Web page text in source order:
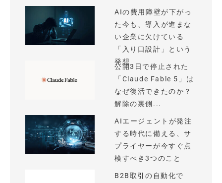
AIの費用障壁が下がっ
た今も、導入が進まな
い企業に欠けている
「入り口設計」という
発想
公開3日で停止された
「Claude Fable 5」は
なぜ復活できたのか？
解除の裏側...
AIエージェントが発注
する時代に備える、サ
プライヤーが今すぐ点
検すべき3つのこと
B2B取引の自動化で